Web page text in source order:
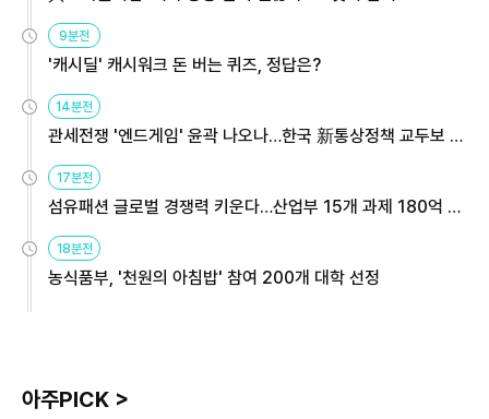
9분전
'캐시딜' 캐시워크 돈 버는 퀴즈, 정답은?
14분전
관세전쟁 '엔드게임' 윤곽 나오나…한국 新통상정책 교두보 활
용해야
17분전
섬유패션 글로벌 경쟁력 키운다…산업부 15개 과제 180억 지
원
18분전
농식품부, '천원의 아침밥' 참여 200개 대학 선정
아주PICK >